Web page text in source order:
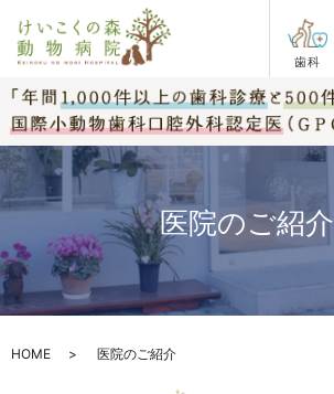
歯科
医院のご紹介
HOME 医院のご紹介